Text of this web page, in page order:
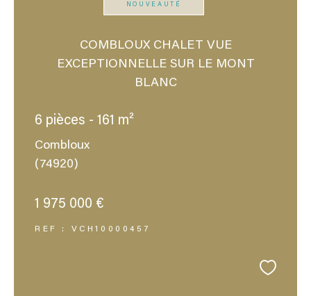
NOUVEAUTÉ
COMBLOUX CHALET VUE
EXCEPTIONNELLE SUR LE MONT
BLANC
6 pièces - 161 m²
Combloux
(74920)
1 975 000 €
REF : VCH10000457